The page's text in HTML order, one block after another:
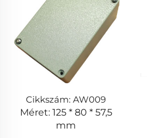
Cikkszám: AW009
Méret: 125 * 80 * 57,5
mm